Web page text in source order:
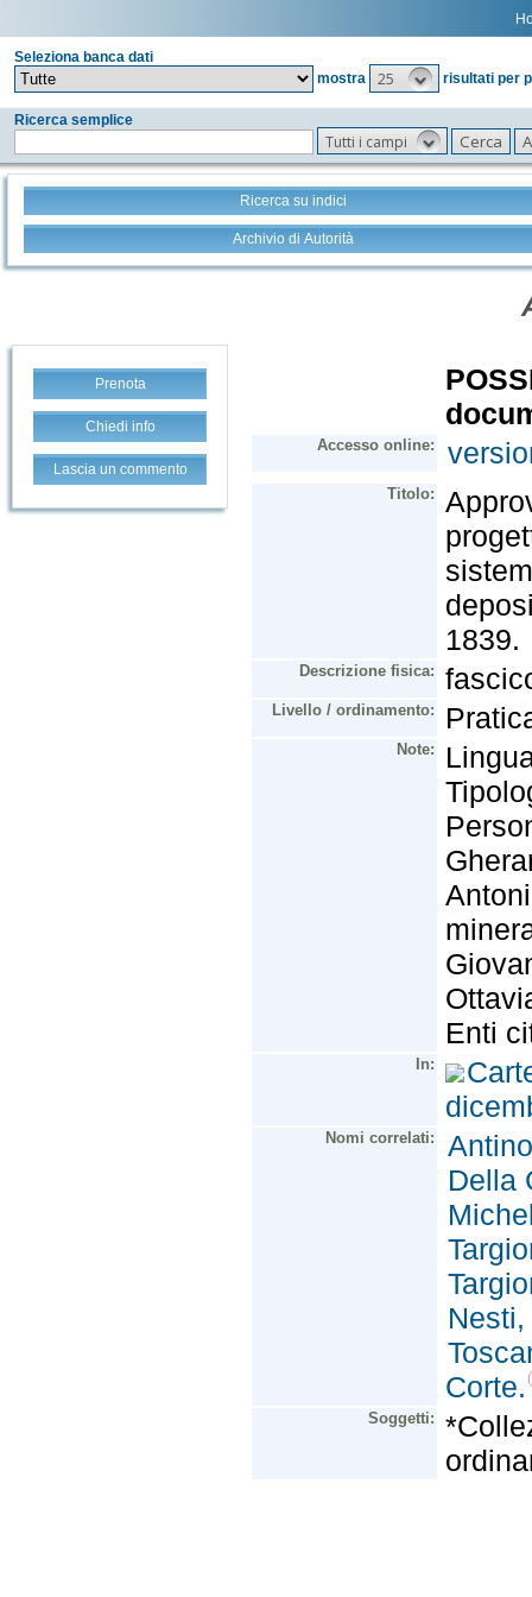
Seleziona banca dati
mostra
25 risultati per
Ricerca semplice
Tutti i campi
Ricerca su indici
Archivio di Autorità
Prenota
Chiedi info
Lascia un commento